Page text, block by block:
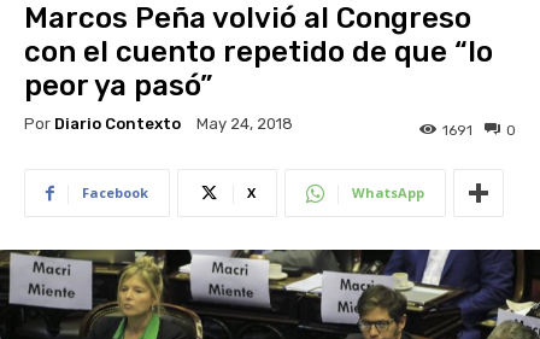
Marcos Peña volvió al Congreso
con el cuento repetido de que “lo
peor ya pasó”
Por Diario Contexto May 24, 2018 0
1691
Facebook X WhatsApp